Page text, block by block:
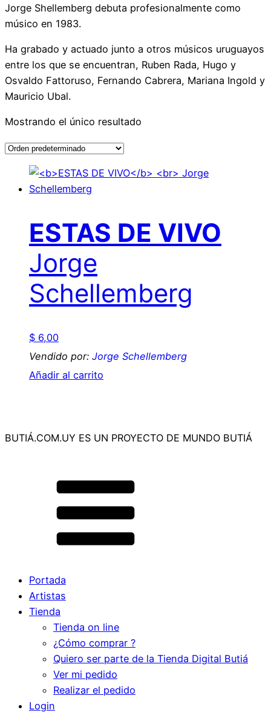
Jorge Shellemberg debuta profesionalmente como
músico en 1983.
Ha grabado y actuado junto a otros músicos uruguayos
entre los que se encuentran, Ruben Rada, Hugo y
Osvaldo Fattoruso, Fernando Cabrera, Mariana Ingold y
Mauricio Ubal.
Mostrando el único resultado
ESTAS DE VIVO
Jorge
Schellemberg
$ 6,00
Vendido por: Jorge Schellemberg
Añadir al carrito
BUTIÁ.COM.UY ES UN PROYECTO DE MUNDO BUTIÁ
Portada
Artistas
Tienda
Tienda on line
¿Cómo comprar ?
Quiero ser parte de la Tienda Digital Butiá
Ver mi pedido
Realizar el pedido
Login